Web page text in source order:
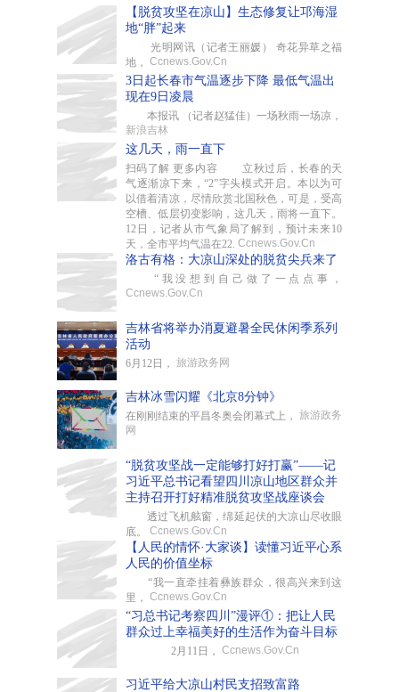
【脱贫攻坚在凉山】生态修复让邛海湿
地“胖”起来
光明网讯（记者王丽媛） 奇花异草之福
地， Ccnews.Gov.Cn
3日起长春市气温逐步下降 最低气温出
现在9日凌晨
本报讯 （记者赵猛佳）一场秋雨一场凉，
新浪吉林
这几天，雨一直下
扫码了解 更多内容 立秋过后，长春的天
气逐渐凉下来，“2”字头模式开启。本以为可
以借着清凉，尽情欣赏北国秋色，可是，受高
空槽、低层切变影响，这几天，雨将一直下。
12日，记者从市气象局了解到，预计未来10
天，全市平均气温在22. Ccnews.Gov.Cn
洛古有格：大凉山深处的脱贫尖兵来了
“我没想到自己做了一点点事，
Ccnews.Gov.Cn
吉林省将举办消夏避暑全民休闲季系列
活动
6月12日， 旅游政务网
吉林冰雪闪耀《北京8分钟》
在刚刚结束的平昌冬奥会闭幕式上， 旅游政务
网
“脱贫攻坚战一定能够打好打赢”——记
习近平总书记看望四川凉山地区群众并
主持召开打好精准脱贫攻坚战座谈会
透过飞机舷窗，绵延起伏的大凉山尽收眼
底。 Ccnews.Gov.Cn
【人民的情怀·大家谈】读懂习近平心系
人民的价值坐标
“我一直牵挂着彝族群众，很高兴来到这
里， Ccnews.Gov.Cn
“习总书记考察四川”漫评①：把让人民
群众过上幸福美好的生活作为奋斗目标
2月11日， Ccnews.Gov.Cn
习近平给大凉山村民支招致富路